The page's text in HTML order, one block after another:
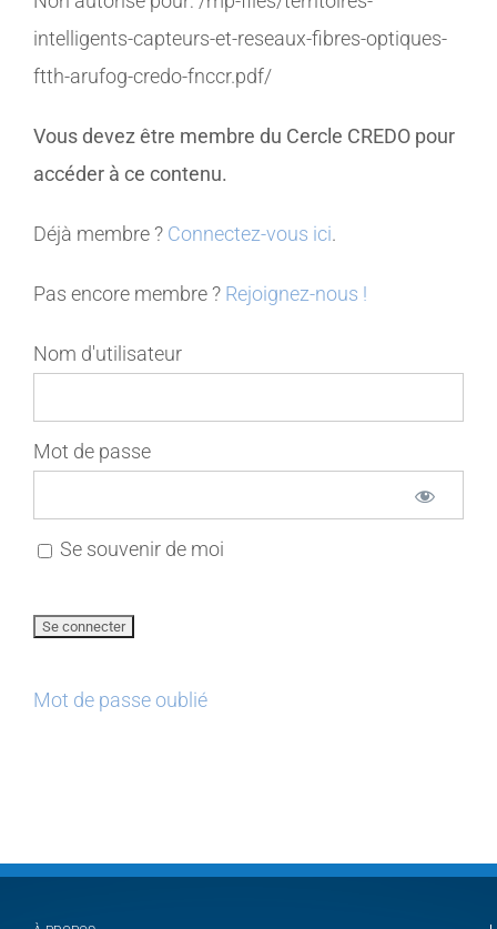
MEMBRES
intelligents-capteurs-et-reseaux-fibres-optiques-
ftth-arufog-credo-fnccr.pdf/
Vous devez être membre du Cercle CREDO pour
accéder à ce contenu.
Déjà membre ? Connectez-vous ici.
Pas encore membre ? Rejoignez-nous !
Nom d'utilisateur
Mot de passe
Se souvenir de moi
Mot de passe oublié